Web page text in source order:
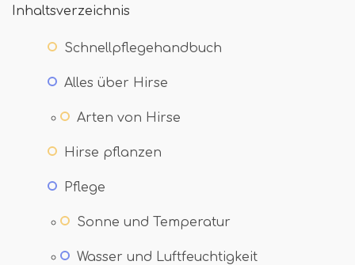
Inhaltsverzeichnis
Schnellpflegehandbuch
Alles über Hirse
Arten von Hirse
Hirse pflanzen
Pflege
Sonne und Temperatur
Wasser und Luftfeuchtigkeit